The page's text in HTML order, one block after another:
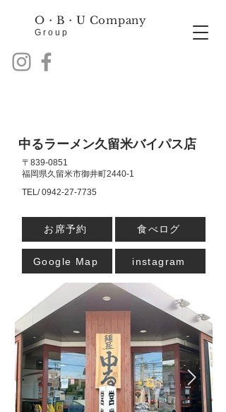
O・B・ U Company
Group
​中るラーメン久留米バイパス店
〒839-0851
福岡県久留米市御井町2440-1
TEL/0942-27-7735
お席予約 食べログ
Google Map instagram